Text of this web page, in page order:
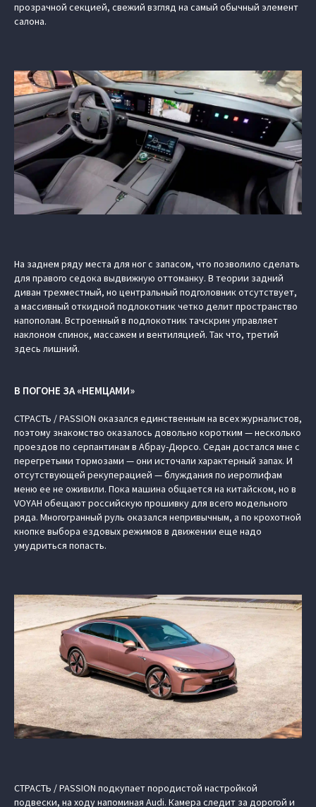
прозрачной секцией, свежий взгляд на самый обычный элемент
салона.
На заднем ряду места для ног с запасом, что позволило сделать
для правого седока выдвижную оттоманку. В теории задний
диван трехместный, но центральный подголовник отсутствует,
а массивный откидной подлокотник четко делит пространство
напополам. Встроенный в подлокотник тачскрин управляет
наклоном спинок, массажем и вентиляцией. Так что, третий
здесь лишний.
В ПОГОНЕ ЗА «НЕМЦАМИ»
СТРАСТЬ / PASSION оказался единственным на всех журналистов,
поэтому знакомство оказалось довольно коротким — несколько
проездов по серпантинам в Абрау-Дюрсо. Седан достался мне с
перегретыми тормозами — они источали характерный запах. И
отсутствующей рекуперацией — блуждания по иероглифам
меню ее не оживили. Пока машина общается на китайском, но в
VOYAH обещают российскую прошивку для всего модельного
ряда. Многогранный руль оказался непривычным, а по крохотной
кнопке выбора ездовых режимов в движении еще надо
умудриться попасть.
СТРАСТЬ / PASSION подкупает породистой настройкой
подвески, на ходу напоминая Audi. Камера следит за дорогой и